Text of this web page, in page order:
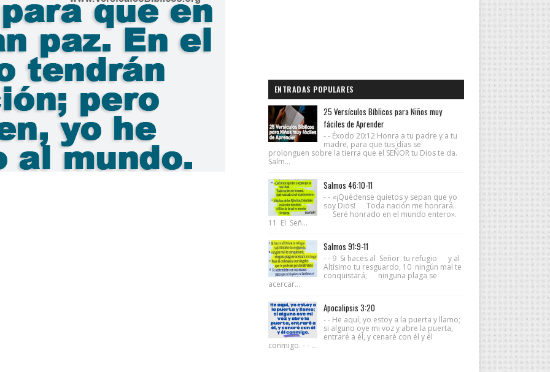
ENTRADAS POPULARES
25 Versículos Bíblicos para Niños muy
fáciles de Aprender
- - Éxodo 20:12 Honra a tu padre y a tu
madre, para que tus días se
prolonguen sobre la tierra que el SEÑOR tu Dios te da.
Salm...
Salmos 46:10-11
- - «¡Quédense quietos y sepan que yo
soy Dios! Toda nación me honrará.
Seré honrado en el mundo entero».
11 El Señ...
Salmos 91:9-11
- - 9 Si haces al Señor tu refugio y al
Altísimo tu resguardo, 10 ningún mal te
conquistará; ninguna plaga se
acercar...
Apocalipsis 3:20
- - He aquí, yo estoy a la puerta y llamo;
si alguno oye mi voz y abre la puerta,
entraré a él, y cenaré con él y él
conmigo. - - ...